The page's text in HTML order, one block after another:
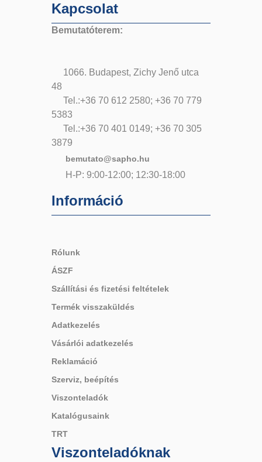
Kapcsolat
Bemutatóterem:
1066. Budapest, Zichy Jenő utca
48
Tel.:+36 70 612 2580; +36 70 779
5383
Tel.:+36 70 401 0149; +36 70 305
3879
bemutato@sapho.hu
H-P: 9:00-12:00; 12:30-18:00
Információ
Rólunk
ÁSZF
Szállítási és fizetési feltételek
Termék visszaküldés
Adatkezelés
Vásárlói adatkezelés
Reklamáció
Szerviz, beépítés
Viszonteladók
Katalógusaink
TRT
Viszonteladóknak